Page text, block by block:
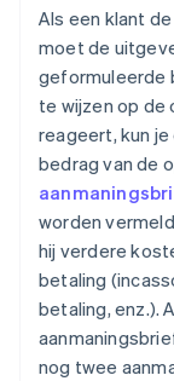
Als een klant
moet de
geformuleerde
te wijzen op de
reageert, kun
bedrag van de
worden
hij verdere
betaling
betaling, enz.).
nog twee